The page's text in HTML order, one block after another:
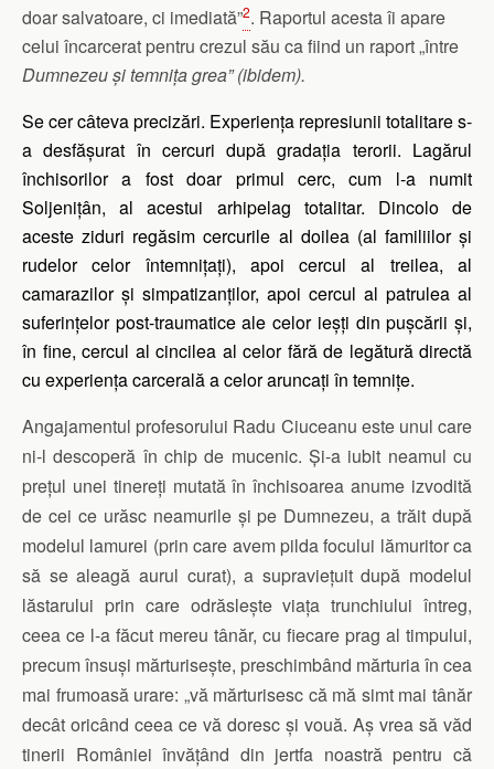
doar salvatoare, ci imediată”2. Raportul acesta îi apare
celui încarcerat pentru crezul său ca fiind un raport „între
Dumnezeu şi temniţa grea” (ibidem).
Se cer câteva precizări. Experiența represiunii totalitare s-
a desfășurat în cercuri după gradația terorii. Lagărul
închisorilor a fost doar primul cerc, cum l-a numit
Soljenițân, al acestui arhipelag totalitar. Dincolo de
aceste ziduri regăsim cercurile al doilea (al familiilor și
rudelor celor întemnițați), apoi cercul al treilea, al
camarazilor și simpatizanților, apoi cercul al patrulea al
suferințelor post-traumatice ale celor ieșți din pușcării și,
în fine, cercul al cincilea al celor fără de legătură directă
cu experiența carcerală a celor aruncați în temnițe.
Angajamentul profesorului Radu Ciuceanu este unul care
ni-l descoperă în chip de mucenic. Și-a iubit neamul cu
prețul unei tinereți mutată în închisoarea anume izvodită
de cei ce urăsc neamurile și pe Dumnezeu, a trăit după
modelul lamurei (prin care avem pilda focului lămuritor ca
să se aleagă aurul curat), a supraviețuit după modelul
lăstarului prin care odrăslește viața trunchiului întreg,
ceea ce l-a făcut mereu tânăr, cu fiecare prag al timpului,
precum însuși mărturisește, preschimbând mărturia în cea
mai frumoasă urare: „vă mărturisesc că mă simt mai tânăr
decât oricând ceea ce vă doresc și vouă. Aș vrea să văd
tinerii României învățând din jertfa noastră pentru că